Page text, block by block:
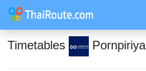
Timetables Pornpiriya